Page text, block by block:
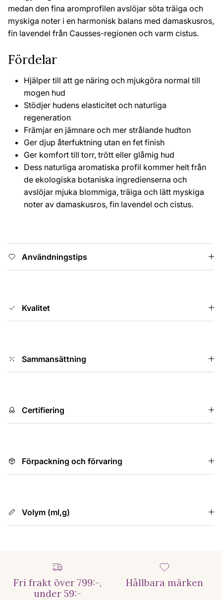
medan den fina aromprofilen avslöjar söta träiga och
myskiga noter i en harmonisk balans med damaskusros,
fin lavendel från Causses-regionen och varm cistus.
Fördelar
Hjälper till att ge näring och mjukgöra normal till
mogen hud
Stödjer hudens elasticitet och naturliga
regeneration
Främjar en jämnare och mer strålande hudton
Ger djup återfuktning utan en fet finish
Ger komfort till torr, trött eller glåmig hud
Dess naturliga aromatiska profil kommer helt från
de ekologiska botaniska ingredienserna och
avslöjar mjuka blommiga, träiga och lätt myskiga
noter av damaskusros, fin lavendel och cistus.
Användningstips
Kvalitet
Sammansättning
Certifiering
Förpackning och förvaring
Volym (ml,g)
Fri frakt över 799:-,
under 59:-
Hållbara märken